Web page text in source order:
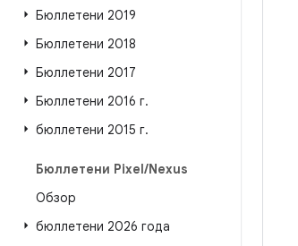
Бюллетени 2019
Бюллетени 2018
Бюллетени 2017
Бюллетени 2016 г.
бюллетени 2015 г.
Бюллетени Pixel/Nexus
Обзор
бюллетени 2026 года